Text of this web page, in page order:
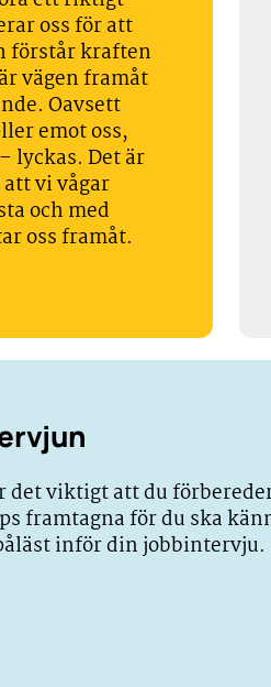
oss för att
förstår kraften
vägen framåt
Oavsett
emot oss,
lyckas. Det är
vi vågar
och med
oss framåt.
det viktigt att du
framtagna för du ska
inför din jobbintervju.